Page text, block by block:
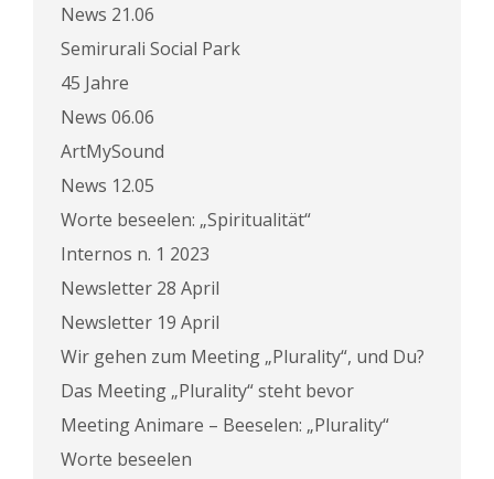
News 21.06
Semirurali Social Park
45 Jahre
News 06.06
ArtMySound
News 12.05
Worte beseelen: „Spiritualität“
Internos n. 1 2023
Newsletter 28 April
Newsletter 19 April
Wir gehen zum Meeting „Plurality“, und Du?
Das Meeting „Plurality“ steht bevor
Meeting Animare – Beeselen: „Plurality“
Worte beseelen